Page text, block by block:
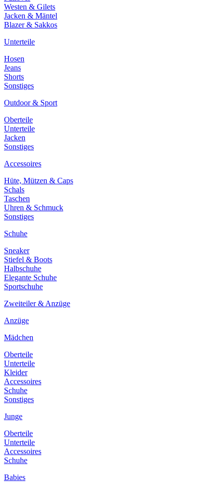
Westen & Gilets
Jacken & Mäntel
Blazer & Sakkos
Unterteile
Hosen
Jeans
Shorts
Sonstiges
Outdoor & Sport
Oberteile
Unterteile
Jacken
Sonstiges
Accessoires
Hüte, Mützen & Caps
Schals
Taschen
Uhren & Schmuck
Sonstiges
Schuhe
Sneaker
Stiefel & Boots
Halbschuhe
Elegante Schuhe
Sportschuhe
Zweiteiler & Anzüge
Anzüge
Mädchen
Oberteile
Unterteile
Kleider
Accessoires
Schuhe
Sonstiges
Junge
Oberteile
Unterteile
Accessoires
Schuhe
Babies